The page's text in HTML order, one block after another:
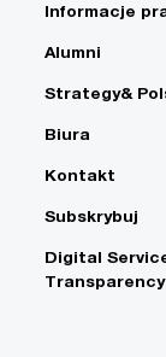
Informacje
Alumni
Strategy&
Biura
Kontakt
Subskrybuj
Digital
Transparency